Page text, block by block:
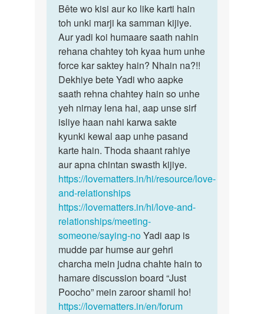
to
Namaskaar
aunty
ji,me
ek…
by
Brijendra
parihar
Bête
wo
kisi
aur
ko
like…
Bête wo kisi aur ko like karti hain
toh unki marji ka samman kijiye.
Aur yadi koi humaare saath nahin
rehana chahtey toh kyaa hum unhe
force kar saktey hain? Nhain na?!!
Dekhiye bete Yadi who aapke
saath rehna chahtey hain so unhe
yeh nirnay lena hai, aap unse sirf
isliye haan nahi karwa sakte
kyunki kewal aap unhe pasand
karte hain. Thoda shaant rahiye
aur apna chintan swasth kijiye.
https://lovematters.in/hi/resource/love-
and-relationships
https://lovematters.in/hi/love-and-
relationships/meeting-
someone/saying-noYadi aap is
mudde par humse aur gehri
charcha mein judna chahte hain to
hamare discussion board “Just
Poocho” mein zaroor shamil ho!
https://lovematters.in/en/forum